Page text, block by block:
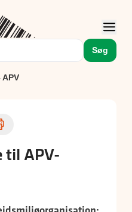
Søg
til APV-